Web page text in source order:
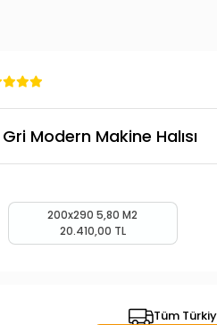
Modern Makine Halısı
200x290 5,80 M2
20.410,00 TL
Tüm